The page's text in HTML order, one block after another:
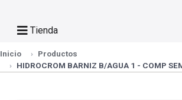
Tienda
Inicio
Productos
HIDROCROM BARNIZ B/AGUA 1 - COMP